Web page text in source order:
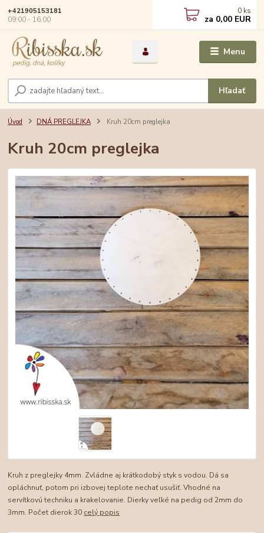
Menu
Hľadať
+421905153181
09:00 - 16:00
0 ks
za 0,00 EUR
Úvod DNÁ PREGLEJKA Kruh 20cm preglejka
Kruh 20cm preglejka
Kruh z preglejky 4mm. Zvládne aj krátkodobý styk s vodou. Dá sa
opláchnuť, potom pri izbovej teplote nechať usušiť. Vhodné na
servítkovú techniku a krakelovanie. Dierky veľké na pedig od 2mm do
3mm. Počet dierok 30 celý popis